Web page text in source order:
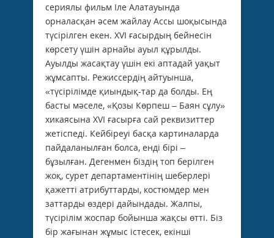
сериялы фильм Іле Алатауында
орналасқан әсем жайлау Ассы шоқысында
түсірілген екен. XVI ғасырдың бейнесін
көрсету үшін арнайы ауыл құрылды.
Ауылды жасақтау үшін екі аптадай уақыт
жұмсапты. Ре­жис­сердің айтуынша,
«түсірілімде қиындық­-тар да болды. Ең
басты мәселе, «Қозы Көрпеш – Баян сұлу»
хикаясына XVI ға­сырға сай реквизиттер
жетіспеді. Кейбіреуі басқа картиналарда
пайдаланылған болса, енді бірі –
бұзылған. Дегенмен біздің топ берілген
жоқ, сурет департаментінің ше­берлері
қажетті атрибуттарды, костюмдер мен
заттарды өздері дайындады. Жалпы,
түсірілім жоспар бойынша жақсы өтті. Біз
бір жағынан жұмыс істесек, екінші